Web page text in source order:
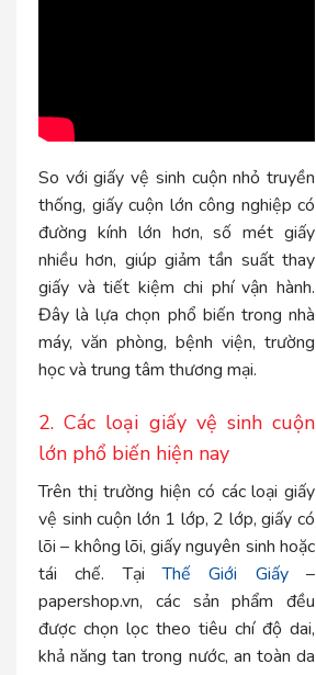
So với giấy vệ sinh cuộn nhỏ truyền
thống, giấy cuộn lớn công nghiệp có
đường kính lớn hơn, số mét giấy
nhiều hơn, giúp giảm tần suất thay
giấy và tiết kiệm chi phí vận hành.
Đây là lựa chọn phổ biến trong nhà
máy, văn phòng, bệnh viện, trường
học và trung tâm thương mại.
2. Các loại giấy vệ sinh cuộn
lớn phổ biến hiện nay
Trên thị trường hiện có các loại giấy
vệ sinh cuộn lớn 1 lớp, 2 lớp, giấy có
lõi – không lõi, giấy nguyên sinh hoặc
tái chế. TạiThế Giới Giấy–
papershop.vn, các sản phẩm đều
được chọn lọc theo tiêu chí độ dai,
khả năng tan trong nước, an toàn da